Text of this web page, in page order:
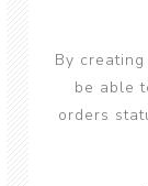
By
be able
orders